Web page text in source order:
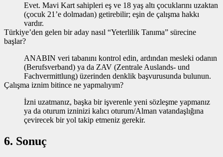
Evet. Mavi Kart sahipleri eş ve 18 yaş altı çocuklarını uzaktan
(çocuk 21’e dolmadan) getirebilir; eşin de çalışma hakkı
vardır.
Türkiye’den gelen bir aday nasıl “Yeterlilik Tanıma” sürecine
başlar?
ANABIN veri tabanını kontrol edin, ardından mesleki odanın
(Berufsverband) ya da ZAV (Zentrale Auslands‑ und
Fachvermittlung) üzerinden denklik başvurusunda bulunun.
Çalışma iznim bitince ne yapmalıyım?
İzni uzatmanız, başka bir işverenle yeni sözleşme yapmanız
ya da oturum izninizi kalıcı oturum/Alman vatandaşlığına
çevirecek bir yol takip etmeniz gerekir.
6. Sonuç